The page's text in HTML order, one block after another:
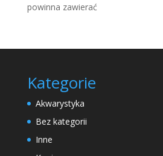
powinna zawierać
Kategorie
Akwarystyka
Bez kategorii
Inne